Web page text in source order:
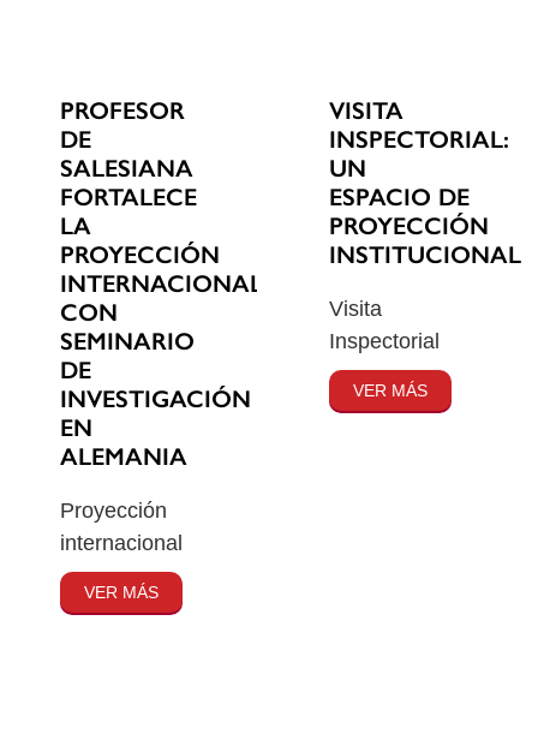
PROFESOR
DE
SALESIANA
FORTALECE
LA
PROYECCIÓN
INTERNACIONAL
CON
SEMINARIO
DE
INVESTIGACIÓN
EN
ALEMANIA
Proyección
internacional
VER MÁS
VISITA
INSPECTORIAL:
UN
ESPACIO DE
PROYECCIÓN
INSTITUCIONAL
Visita
Inspectorial
VER MÁS